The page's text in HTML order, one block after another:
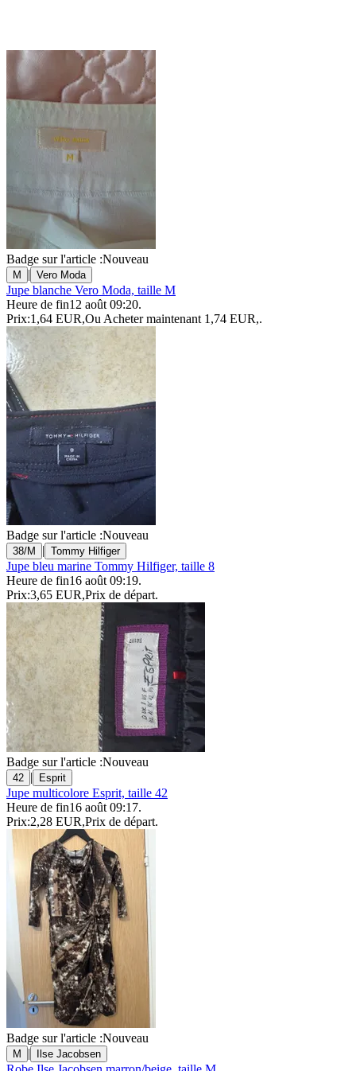
Badge sur l'article :Nouveau
M | Vero Moda
Jupe blanche Vero Moda, taille M
Heure de fin12 août 09:20.
Prix:1,64 EUR,Ou Acheter maintenant 1,74 EUR,.
Badge sur l'article :Nouveau
38/M | Tommy Hilfiger
Jupe bleu marine Tommy Hilfiger, taille 8
Heure de fin16 août 09:19.
Prix:3,65 EUR,Prix de départ.
Badge sur l'article :Nouveau
42 | Esprit
Jupe multicolore Esprit, taille 42
Heure de fin16 août 09:17.
Prix:2,28 EUR,Prix de départ.
Badge sur l'article :Nouveau
M | Ilse Jacobsen